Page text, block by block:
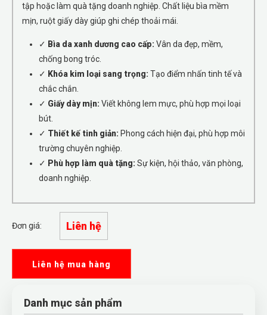
tập hoặc làm quà tặng doanh nghiệp. Chất liệu bìa mềm
mịn, ruột giấy dày giúp ghi chép thoải mái.
✓ Bìa da xanh dương cao cấp: Vân da đẹp, mềm,
chống bong tróc.
✓ Khóa kim loại sang trọng: Tạo điểm nhấn tinh tế và
chắc chắn.
✓ Giấy dày mịn: Viết không lem mực, phù hợp mọi loại
bút.
✓ Thiết kế tinh giản: Phong cách hiện đại, phù hợp môi
trường chuyên nghiệp.
✓ Phù hợp làm quà tặng: Sự kiện, hội thảo, văn phòng,
doanh nghiệp.
Đơn giá: Liên hệ
Liên hệ mua hàng
Danh mục sản phẩm